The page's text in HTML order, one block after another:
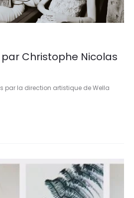
Christophe Nicolas
par la direction artistique de Wella